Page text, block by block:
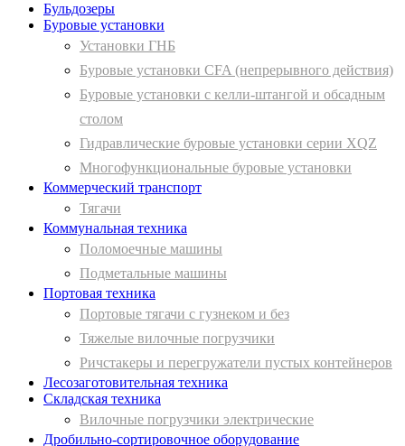
Бульдозеры
Буровые установки
Установки ГНБ
Буровые установки CFA (непрерывного действия)
Буровые установки с келли-штангой и обсадным
столом
Гидравлические буровые установки серии XQZ
Многофункциональные буровые установки
Коммерческий транспорт
Тягачи
Коммунальная техника
Поломоечные машины
Подметальные машины
Портовая техника
Портовые тягачи с гузнеком и без
Тяжелые вилочные погрузчики
Ричстакеры и перегружатели пустых контейнеров
Лесозаготовительная техника
Складская техника
Вилочные погрузчики электрические
Дробильно-сортировочное оборудование